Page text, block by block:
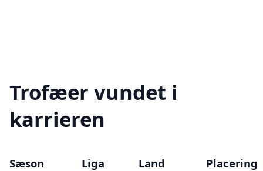
Trofæer vundet i
karrieren
Sæson Liga Land Placering